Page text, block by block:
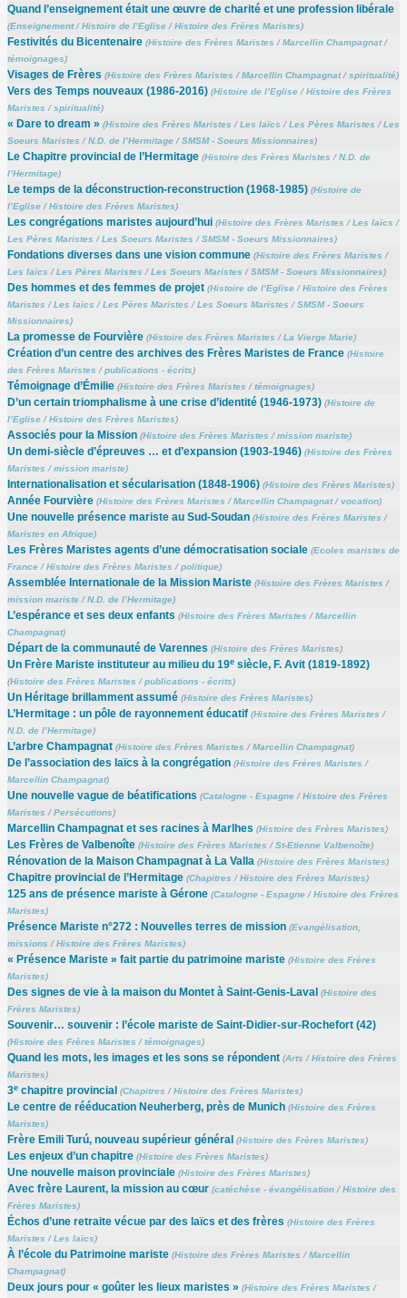
Quand l’enseignement était une œuvre de charité et une profession libérale
(Enseignement/Histoire de l’Eglise/Histoire des Frères Maristes)
Festivités du Bicentenaire (Histoire des Frères Maristes /Marcellin Champagnat/
témoignages)
Visages de Frères (Histoire des Frères Maristes /Marcellin Champagnat/ spiritualité)
Vers des Temps nouveaux (1986-2016) (Histoire de l’Eglise/Histoire des Frères
Maristes /spiritualité)
« Dare to dream » (Histoire des Frères Maristes /Les laïcs /Les Pères Maristes /Les
Soeurs Maristes /N.D. de l’Hermitage/SMSM - Soeurs Missionnaires)
Le Chapitre provincial de l’Hermitage (Histoire des Frères Maristes /N.D. de
l’Hermitage)
Le temps de la déconstruction-reconstruction (1968-1985) (Histoire de
l’Eglise/Histoire des Frères Maristes)
Les congrégations maristes aujourd’hui (Histoire des Frères Maristes /Les laïcs /
Les Pères Maristes /Les Soeurs Maristes /SMSM - Soeurs Missionnaires)
Fondations diverses dans une vision commune (Histoire des Frères Maristes /
Les laïcs /Les Pères Maristes /Les Soeurs Maristes /SMSM - Soeurs Missionnaires)
Des hommes et des femmes de projet (Histoire de l’Eglise/Histoire des Frères
Maristes /Les laïcs /Les Pères Maristes /Les Soeurs Maristes /SMSM - Soeurs
Missionnaires)
La promesse de Fourvière (Histoire des Frères Maristes /La Vierge Marie)
Création d’un centre des archives des Frères Maristes de France (Histoire
des Frères Maristes /publications - écrits)
Témoignage d’Émilie (Histoire des Frères Maristes /témoignages)
D’un certain triomphalisme à une crise d’identité (1946-1973) (Histoire de
l’Eglise/Histoire des Frères Maristes)
Associés pour la Mission (Histoire des Frères Maristes /mission mariste)
Un demi-siècle d’épreuves … et d’expansion (1903-1946) (Histoire des Frères
Maristes /mission mariste)
Internationalisation et sécularisation (1848-1906) (Histoire des Frères Maristes)
Année Fourvière (Histoire des Frères Maristes /Marcellin Champagnat/vocation)
Une nouvelle présence mariste au Sud-Soudan (Histoire des Frères Maristes /
Maristes en Afrique)
Les Frères Maristes agents d’une démocratisation sociale (Ecoles maristes de
France/Histoire des Frères Maristes /politique)
Assemblée Internationale de la Mission Mariste (Histoire des Frères Maristes /
mission mariste/N.D. de l’Hermitage)
L’espérance et ses deux enfants (Histoire des Frères Maristes /Marcellin
Champagnat)
Départ de la communauté de Varennes (Histoire des Frères Maristes)
Un Frère Mariste instituteur au milieu du 19esiècle, F. Avit (1819-1892)
(Histoire des Frères Maristes /publications - écrits)
Un Héritage brillamment assumé (Histoire des Frères Maristes)
L’Hermitage : un pôle de rayonnement éducatif (Histoire des Frères Maristes /
N.D. de l’Hermitage)
L’arbre Champagnat (Histoire des Frères Maristes /Marcellin Champagnat)
De l’association des laïcs à la congrégation (Histoire des Frères Maristes /
Marcellin Champagnat)
Une nouvelle vague de béatifications (Catalogne - Espagne/Histoire des Frères
Maristes /Persécutions)
Marcellin Champagnat et ses racines à Marlhes (Histoire des Frères Maristes)
Les Frères de Valbenoîte (Histoire des Frères Maristes /St-Etienne Valbenoîte)
Rénovation de la Maison Champagnat à La Valla (Histoire des Frères Maristes)
Chapitre provincial de l’Hermitage (Chapitres /Histoire des Frères Maristes)
125 ans de présence mariste à Gérone (Catalogne - Espagne/Histoire des Frères
Maristes)
Présence Mariste n°272 : Nouvelles terres de mission (Evangélisation,
missions /Histoire des Frères Maristes)
« Présence Mariste » fait partie du patrimoine mariste (Histoire des Frères
Maristes)
Des signes de vie à la maison du Montet à Saint-Genis-Laval (Histoire des
Frères Maristes)
Souvenir… souvenir : l’école mariste de Saint-Didier-sur-Rochefort (42)
(Histoire des Frères Maristes /témoignages)
Quand les mots, les images et les sons se répondent (Arts /Histoire des Frères
Maristes)
3echapitre provincial (Chapitres /Histoire des Frères Maristes)
Le centre de rééducation Neuherberg, près de Munich (Histoire des Frères
Maristes)
Frère Emili Turú, nouveau supérieur général (Histoire des Frères Maristes)
Les enjeux d’un chapitre (Histoire des Frères Maristes)
Une nouvelle maison provinciale (Histoire des Frères Maristes)
Avec frère Laurent, la mission au cœur (catéchèse - évangélisation/Histoire des
Frères Maristes)
Échos d’une retraite vécue par des laïcs et des frères (Histoire des Frères
Maristes /Les laïcs)
À l’école du Patrimoine mariste (Histoire des Frères Maristes /Marcellin
Champagnat)
Deux jours pour « goûter les lieux maristes » (Histoire des Frères Maristes /